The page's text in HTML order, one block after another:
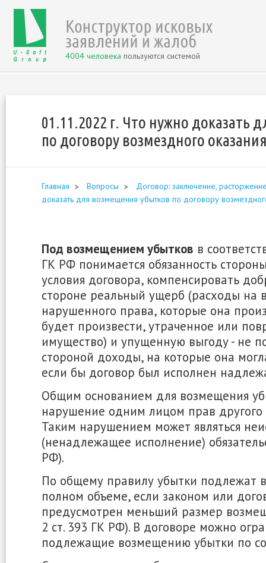
4004 человека пользуются системой
01.11.2022 г. Что нужно доказать
по договору возмездного
Главная Вопросы
Договор: заключение,
доказать для возмещения убытков по договору
Под возмещением убытков в
ГК РФ понимается обязанность
условия договора, компенсировать
стороне реальный ущерб (расходы на
нарушенного права, которые она
будет произвести, утраченное или
имущество) и упущенную выгоду - не
стороной доходы, на которые она
если бы договор был исполнен
Общим основанием для возмещения
нарушение одним лицом прав другого
Таким нарушением может являться
(ненадлежащее исполнение)
РФ).
По общему правилу убытки подлежат
полном объеме, если законом или
предусмотрен меньший размер
2 ст. 393 ГК РФ). В договоре можно
подлежащие возмещению убытки по